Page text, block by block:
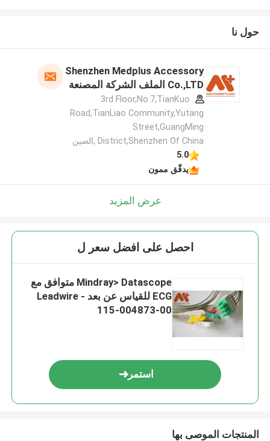
حول نا
Shenzhen Medplus Accessory
Co.,LTD الملف الشركة المصنعة
3rd Floor,No.7,TianKuo
Road,TianLiao Community,Yutang
Street,GuangMing
District,Shenzhen Of China ,الصين
5.0
يدقّق ممون
عرض المزيد
احصل على افضل سعر ل
Mindray> Datascope متوافق مع
ECG للقياس عن بعد Leadwire -
115-004873-00
استمر
المنتجات الموصى بها